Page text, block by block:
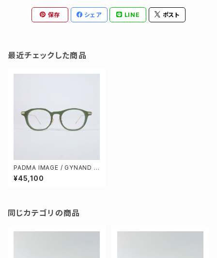
保存 シェア LINE ポスト
最近チェックした商品
PADMA IMAGE / GYNAND c
ol.3 [KHAKI / GOLD]
¥45,100
同じカテゴリの商品